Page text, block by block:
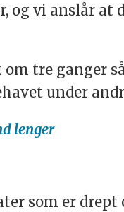
vi anslår at
tre ganger
under
lenger
som er drept